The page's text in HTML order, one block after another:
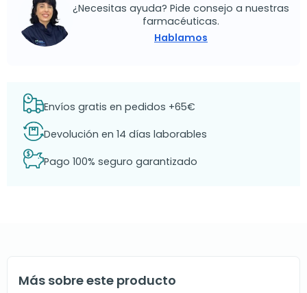
¿Necesitas ayuda? Pide consejo a nuestras
farmacéuticas.
Hablamos
Envíos gratis en pedidos +65€
Devolución en 14 días laborables
Pago 100% seguro garantizado
Más sobre este producto